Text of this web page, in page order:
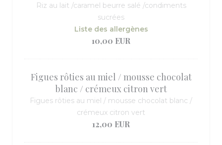
Riz au lait /caramel beurre salé /condiments
sucrées
Liste des allergènes
10,00 EUR
Figues rôties au miel / mousse chocolat
blanc / crémeux citron vert
Figues rôties au miel / mousse chocolat blanc /
crémeux citron vert
12,00 EUR